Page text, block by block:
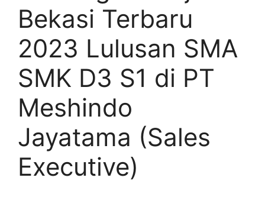
Bekasi Terbaru
2023 Lulusan SMA
SMK D3 S1 di PT
Meshindo
Jayatama (Sales
Executive)